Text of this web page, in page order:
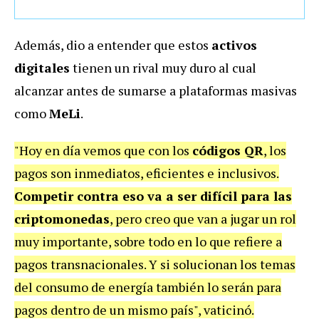
Además, dio a entender que estos activos
digitales tienen un rival muy duro al cual
alcanzar antes de sumarse a plataformas masivas
comoMeLi.
"Hoy en día vemos que con los códigos QR, los
pagos son inmediatos, eficientes e inclusivos.
Competir contra eso va a ser difícil para las
criptomonedas, pero creo que van a jugar un rol
muy importante, sobre todo en lo que refiere a
pagos transnacionales. Y si solucionan los temas
del consumo de energía también lo serán para
pagos dentro de un mismo país", vaticinó.